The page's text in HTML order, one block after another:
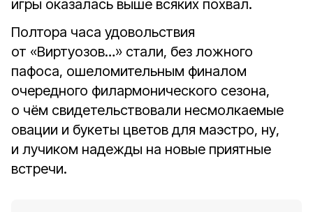
игры оказалась выше всяких похвал.
Полтора часа удовольствия
от «Виртуозов…» стали, без ложного
пафоса, ошеломительным финалом
очередного филармонического сезона,
о чём свидетельствовали несмолкаемые
овации и букеты цветов для маэстро, ну,
и лучиком надежды на новые приятные
встречи.